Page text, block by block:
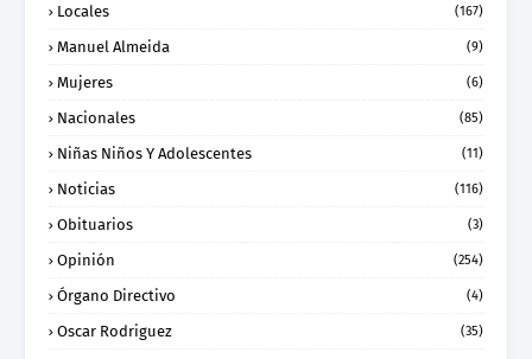
Locales (167)
Manuel Almeida (9)
Mujeres (6)
Nacionales (85)
Niñas Niños Y Adolescentes (11)
Noticias (116)
Obituarios (3)
Opinión (254)
Órgano Directivo (4)
Oscar Rodriguez (35)